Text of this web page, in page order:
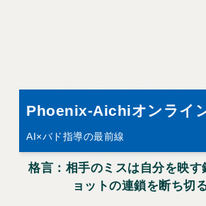
Phoenix-Aichiオンライ
AI×バド指導の最前線
格言：相手のミスは自分を映す
ョットの連鎖を断ち切